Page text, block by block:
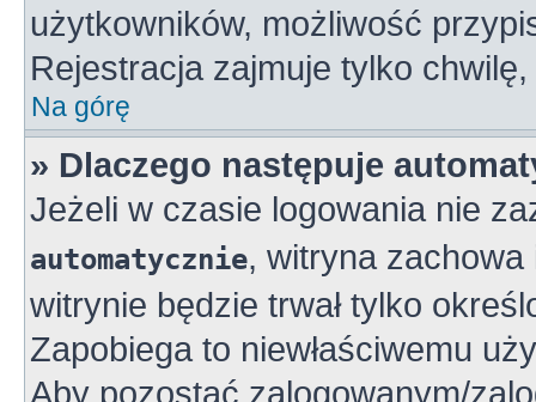
użytkowników, możliwość
Rejestracja zajmuje tylko
Na górę
» Dlaczego następuje
Jeżeli w czasie logowania nie
automatycznie, witryna
witrynie będzie trwał tylko
Zapobiega to niewłaściwemu
Aby pozostać zalogowanym/